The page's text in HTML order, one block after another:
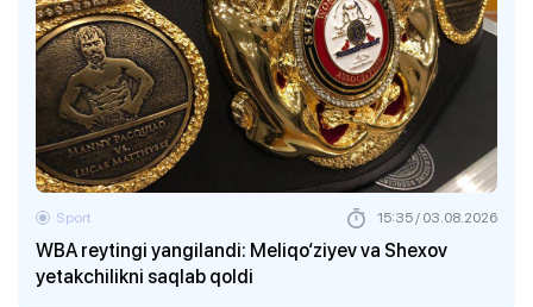
WBA reytingi yangilandi: Meliqo‘ziyev va Shexov
yetakchilikni saqlab qoldi
Sport 15:35 / 03.08.2026